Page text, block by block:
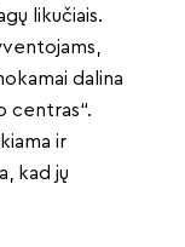
likučiais.
dalina
centras“.
ir
kad jų